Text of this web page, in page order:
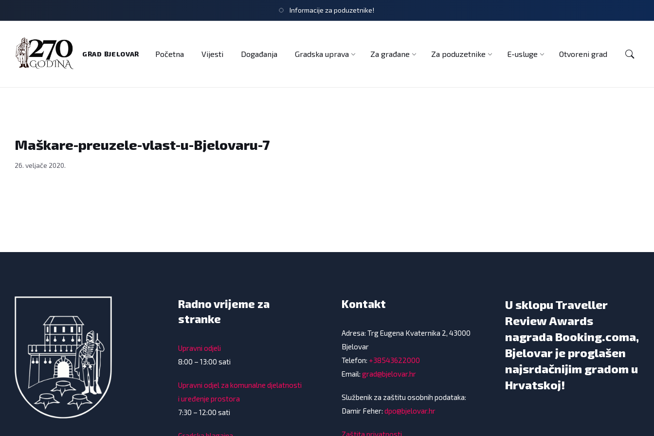
Informacije za poduzetnike!
GRAD BJELOVAR Početna Vijesti Događanja Gradska uprava Za građane Za poduzetnike E-usluge Otvoreni grad
Maškare-preuzele-vlast-u-Bjelovaru-7
26. veljače 2020.
Radno vrijeme za
stranke
Upravni odjeli
8:00 – 13:00 sati
Upravni odjel za komunalne djelatnosti
i uređenje prostora
7:30 – 12:00 sati
Kontakt
Adresa: Trg Eugena Kvaternika 2, 43000
Bjelovar
Telefon: +38543622000
Email: grad@bjelovar.hr
Službenik za zaštitu osobnih podataka:
Damir Feher: dpo@bjelovar.hr
U sklopu Traveller
Review Awards
nagrada Booking.coma,
Bjelovar je proglašen
najsrdačnijim gradom u
Hrvatskoj!